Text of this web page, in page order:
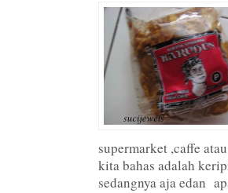
supermarket ,caffe
kita bahas adalah
sedangnya aja edan